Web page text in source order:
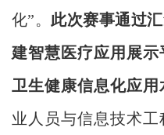
化”。 此次赛事通过
建智慧医疗应用展
卫生健康信息化应用
业人员与信息技术工